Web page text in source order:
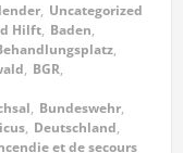
, Uncategorized
Hilft, Baden,
,
, BGR,
, Bundeswehr,
, Deutschland,
et de secours